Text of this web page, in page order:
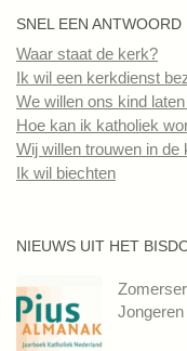
SNEL EEN ANTWOORD
Waar staat de kerk?
Ik wil een kerkdienst
We willen ons kind
Hoe kan ik katholiek
Wij willen trouwen in de
Ik wil biechten
NIEUWS UIT HET